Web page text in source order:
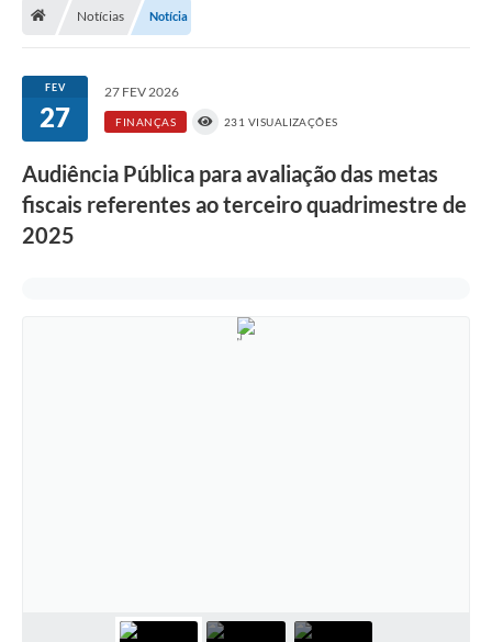
Nossa Cidade
Contato
Notícias
Galeria de Vídeos
Telefones Úteis
Notícias Notícia
FEV
27
27 FEV 2026
FINANÇAS 231 VISUALIZAÇÕES
Audiência Pública para avaliação das metas
fiscais referentes ao terceiro quadrimestre de
2025